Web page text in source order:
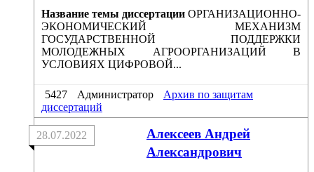
Название темы диссертации ОРГАНИЗАЦИОННО-
ЭКОНОМИЧЕСКИЙ МЕХАНИЗМ
ГОСУДАРСТВЕННОЙ ПОДДЕРЖКИ
МОЛОДЕЖНЫХ АГРООРГАНИЗАЦИЙ В
УСЛОВИЯХ ЦИФРОВОЙ...
5427 Администратор
Архив по защитам
диссертаций
Алексеев Андрей
Александрович
28.07.2022